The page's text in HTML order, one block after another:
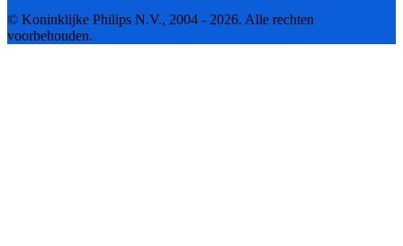
© Koninklijke Philips N.V., 2004 - 2026. Alle rechten
voorbehouden.